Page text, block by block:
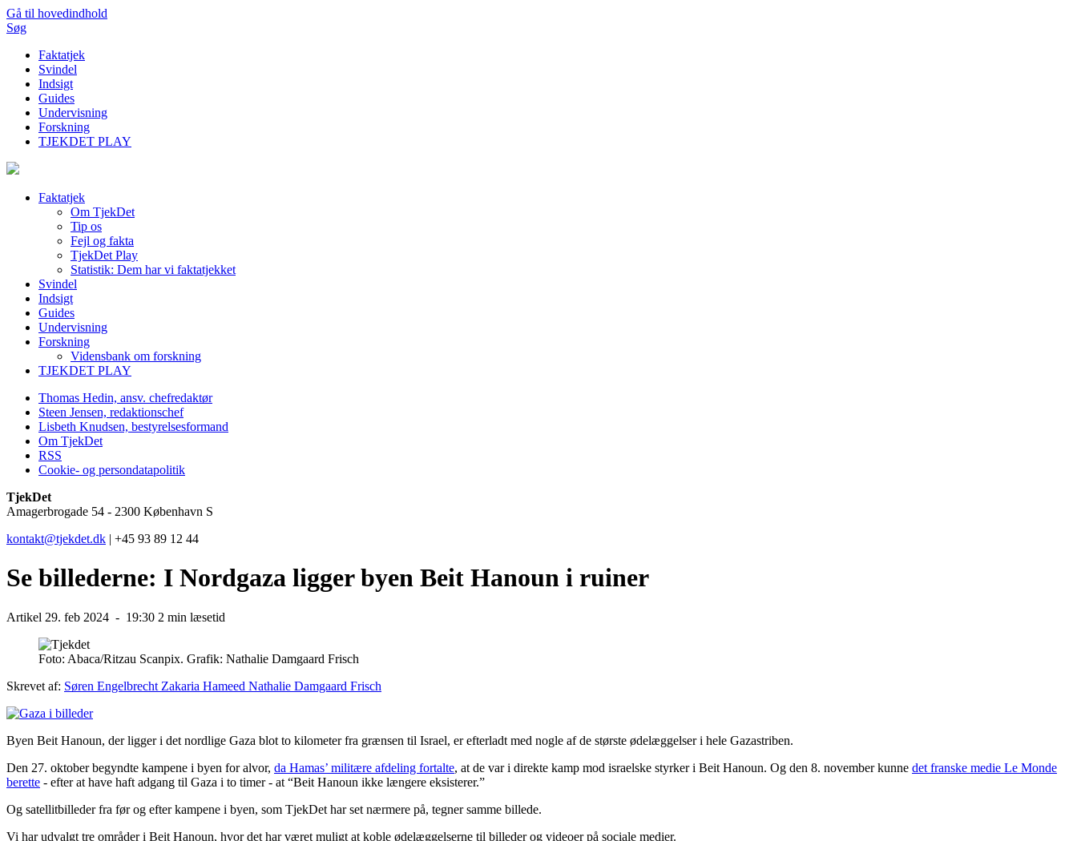
Gå til hovedindhold
Søg
Faktatjek
Svindel
Indsigt
Guides
Undervisning
Forskning
TJEKDET PLAY
Faktatjek
Om TjekDet
Tip os
Fejl og fakta
TjekDet Play
Statistik: Dem har vi faktatjekket
Svindel
Indsigt
Guides
Undervisning
Forskning
Vidensbank om forskning
TJEKDET PLAY
Thomas Hedin, ansv. chefredaktør
Steen Jensen, redaktionschef
Lisbeth Knudsen, bestyrelsesformand
Om TjekDet
RSS
Cookie- og persondatapolitik
TjekDet
Amagerbrogade 54 - 2300 København S
kontakt@tjekdet.dk | +45 93 89 12 44
Se billederne: I Nordgaza ligger byen Beit Hanoun i ruiner
Artikel 29. feb 2024 - 19:30 2 min læsetid
Foto: Abaca/Ritzau Scanpix. Grafik: Nathalie Damgaard Frisch
Skrevet af: Søren Engelbrecht Zakaria Hameed Nathalie Damgaard Frisch
Byen Beit Hanoun, der ligger i det nordlige Gaza blot to kilometer fra grænsen til Israel, er efterladt med nogle af de største ødelæggelser i hele Gazastriben.
Den 27. oktober begyndte kampene i byen for alvor, da Hamas’ militære afdeling fortalte, at de var i direkte kamp mod israelske styrker i Beit Hanoun. Og den 8. november kunne det franske medie Le Monde
berette - efter at have haft adgang til Gaza i to timer - at “Beit Hanoun ikke længere eksisterer.”
Og satellitbilleder fra før og efter kampene i byen, som TjekDet har set nærmere på, tegner samme billede.
Vi har udvalgt tre områder i Beit Hanoun, hvor det har været muligt at koble ødelæggelserne til billeder og videoer på sociale medier.